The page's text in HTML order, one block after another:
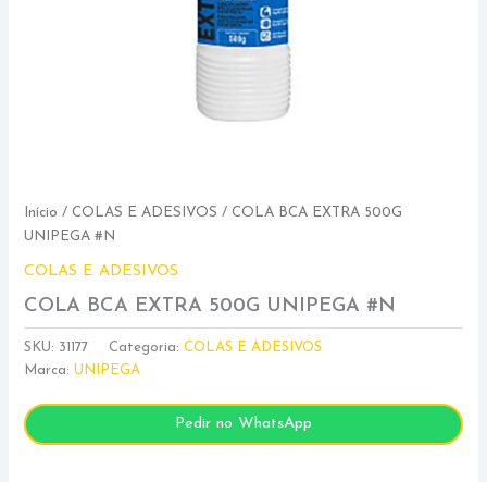
Início /COLAS E ADESIVOS / COLA BCA EXTRA 500G
UNIPEGA #N
COLAS E ADESIVOS
COLA BCA EXTRA 500G UNIPEGA #N
SKU: 31177 Categoria:COLAS E ADESIVOS
Marca:UNIPEGA
Pedir no WhatsApp